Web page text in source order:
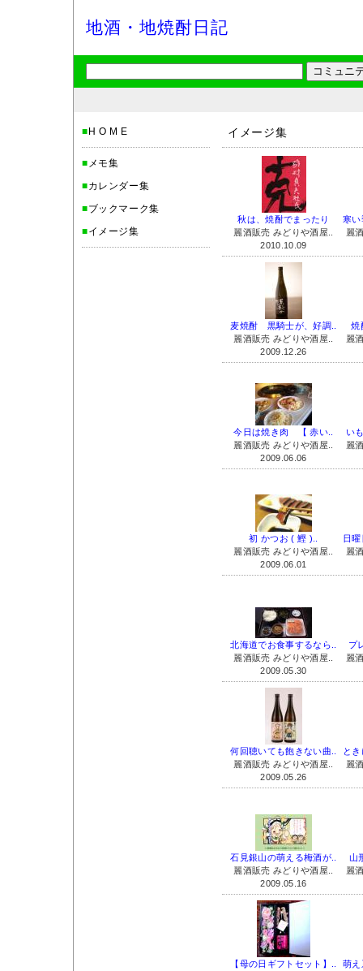
地酒・地焼酎日記
■ H O M E
■ メモ集
■カレンダー集
■ブックマーク集
■イメージ集
イメージ集
秋は、焼酎でまったり
麗酒販売 みどりや酒屋..
2010.10.09
寒い
麗
麦焼酎 黒騎士が、好調..
麗酒販売 みどりや酒屋..
2009.12.26
焼
麗
今日は焼き肉 【 赤い..
麗酒販売 みどりや酒屋..
2009.06.06
い
麗
初 かつお ( 鰹 )..
麗酒販売 みどりや酒屋..
2009.06.01
日
麗
北海道でお食事するなら..
麗酒販売 みどりや酒屋..
2009.05.30
プ
麗
何回聴いても飽きない曲..
麗酒販売 みどりや酒屋..
2009.05.26
と
麗
石見銀山の萌える梅酒が..
麗酒販売 みどりや酒屋..
2009.05.16
山
麗
【母の日ギフトセット】..
萌え